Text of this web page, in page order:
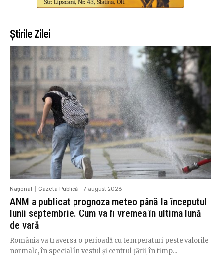
Știrile Zilei
Naţional Gazeta Publică - 7 august 2026
ANM a publicat prognoza meteo până la începutul
lunii septembrie. Cum va fi vremea în ultima lună
de vară
România va traversa o perioadă cu temperaturi peste valorile
normale, în special în vestul și centrul țării, în timp...